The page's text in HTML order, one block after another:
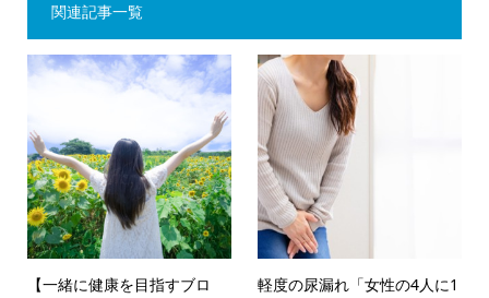
関連記事一覧
【一緒に健康を目指すブロ
軽度の尿漏れ「女性の4人に1